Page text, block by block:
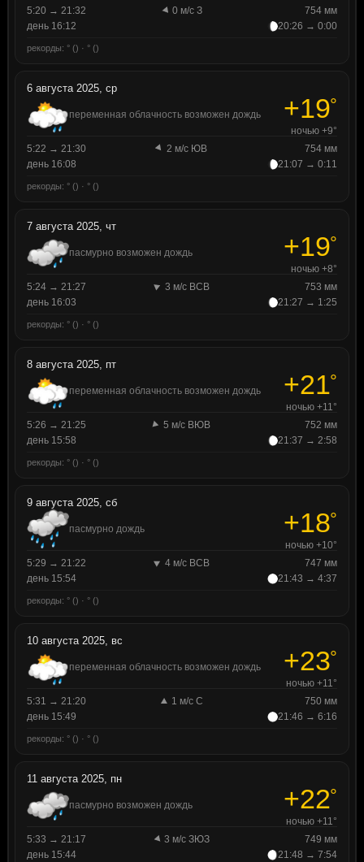
5:20 → 21:32
0 м/с З
754 мм
день 16:12
20:26 → 0:00
рекорды: ° () · ° ()
6 августа 2025, ср
переменная облачность возможен дождь +19°
ночью +9°
5:22 → 21:30
2 м/с ЮВ
754 мм
день 16:08
21:07 → 0:11
рекорды: ° () · ° ()
7 августа 2025, чт
пасмурно возможен дождь +19°
ночью +8°
5:24 → 21:27
3 м/с ВСВ
753 мм
день 16:03
21:27 → 1:25
рекорды: ° () · ° ()
8 августа 2025, пт
переменная облачность возможен дождь +21°
ночью +11°
5:26 → 21:25
5 м/с ВЮВ
752 мм
день 15:58
21:37 → 2:58
рекорды: ° () · ° ()
9 августа 2025, сб
пасмурно дождь +18°
ночью +10°
5:29 → 21:22
4 м/с ВСВ
747 мм
день 15:54
21:43 → 4:37
рекорды: ° () · ° ()
10 августа 2025, вс
переменная облачность возможен дождь +23°
ночью +11°
5:31 → 21:20
1 м/с С
750 мм
день 15:49
21:46 → 6:16
рекорды: ° () · ° ()
11 августа 2025, пн
пасмурно возможен дождь +22°
ночью +11°
5:33 → 21:17
3 м/с ЗЮЗ
749 мм
день 15:44
21:48 → 7:54